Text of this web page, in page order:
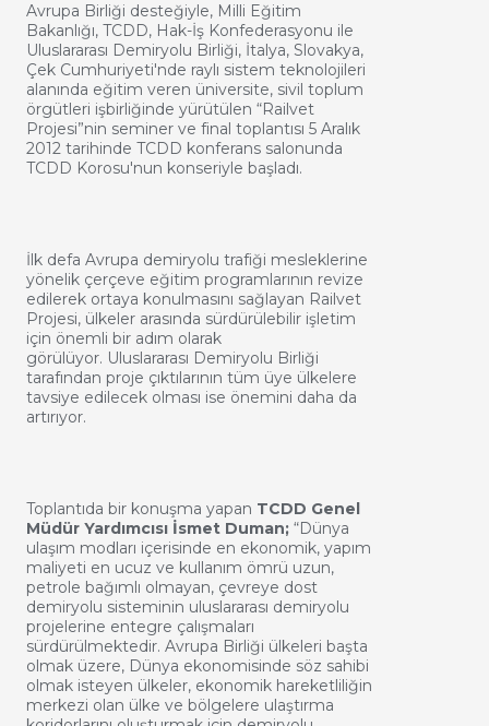
Avrupa Birliği desteğiyle, Milli Eğitim
Bakanlığı, TCDD, Hak-İş Konfederasyonu ile
Uluslararası Demiryolu Birliği, İtalya, Slovakya,
Çek Cumhuriyeti'nde raylı sistem teknolojileri
alanında eğitim veren üniversite, sivil toplum
örgütleri işbirliğinde yürütülen “Railvet
Projesi”nin seminer ve final toplantısı 5 Aralık
2012 tarihinde TCDD konferans salonunda
TCDD Korosu'nun konseriyle başladı.
İlk defa Avrupa demiryolu trafiği mesleklerine
yönelik çerçeve eğitim programlarının revize
edilerek ortaya konulmasını sağlayan Railvet
Projesi, ülkeler arasında sürdürülebilir işletim
için önemli bir adım olarak
görülüyor. Uluslararası Demiryolu Birliği
tarafından proje çıktılarının tüm üye ülkelere
tavsiye edilecek olması ise önemini daha da
artırıyor.
Toplantıda bir konuşma yapan TCDD Genel
Müdür Yardımcısı İsmet Duman; “Dünya
ulaşım modları içerisinde en ekonomik, yapım
maliyeti en ucuz ve kullanım ömrü uzun,
petrole bağımlı olmayan, çevreye dost
demiryolu sisteminin uluslararası demiryolu
projelerine entegre çalışmaları
sürdürülmektedir. Avrupa Birliği ülkeleri başta
olmak üzere, Dünya ekonomisinde söz sahibi
olmak isteyen ülkeler, ekonomik hareketliliğin
merkezi olan ülke ve bölgelere ulaştırma